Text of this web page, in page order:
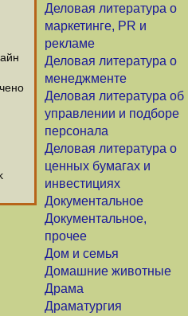
Деловая литература о
маркетинге, PR и
рекламе
Деловая литература о
менеджменте
Деловая литература об
управлении и подборе
персонала
Деловая литература о
ценных бумагах и
инвестициях
Документальное
Документальное,
прочее
Дом и семья
Домашние животные
Драма
Драматургия